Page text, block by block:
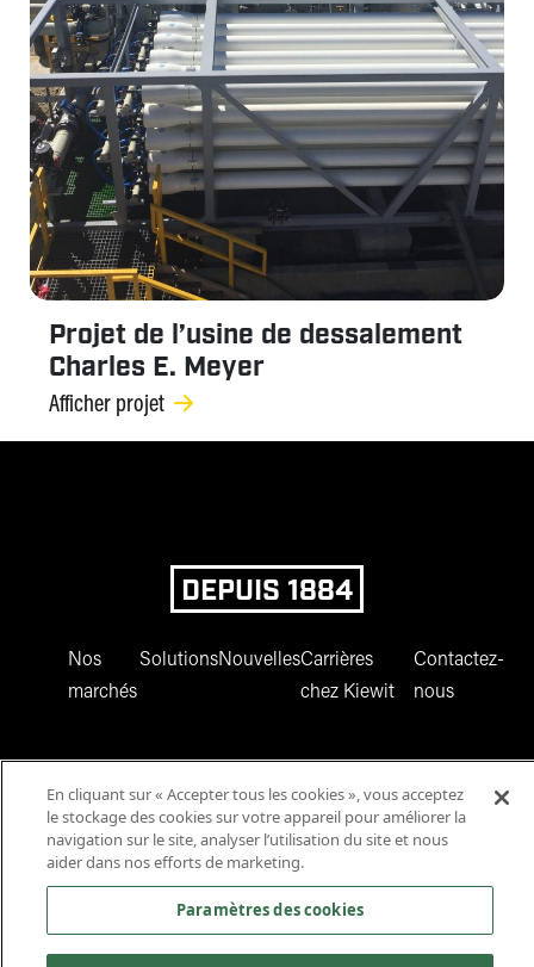
Projet de l’usine de dessalement
Charles E. Meyer
Afficher projet
DEPUIS 1884
Nos
marchés
SolutionsNouvellesCarrières
chez Kiewit
Contactez-
nous
www.facebook.com
twitter.comwww.instagram.com
© 2025 Kiewit Corporation. Tous droits réservés.
Déclaration de confidentialité
Modalités
En cliquant sur « Accepter tous les cookies », vous acceptez
le stockage des cookies sur votre appareil pour améliorer la
navigation sur le site, analyser l’utilisation du site et nous
aider dans nos efforts de marketing.
Paramètres des cookies